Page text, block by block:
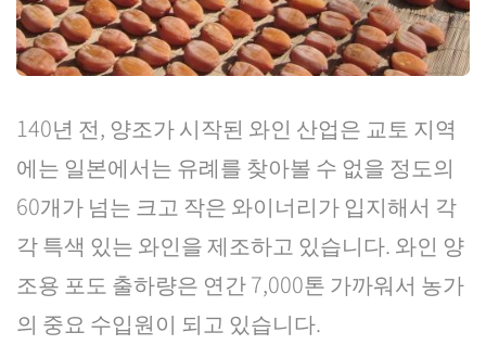
140년 전, 양조가 시작된 와인 산업은 교토 지역
에는 일본에서는 유례를 찾아볼 수 없을 정도의
60개가 넘는 크고 작은 와이너리가 입지해서 각
각 특색 있는 와인을 제조하고 있습니다. 와인 양
조용 포도 출하량은 연간 7,000톤 가까워서 농가
의 중요 수입원이 되고 있습니다.